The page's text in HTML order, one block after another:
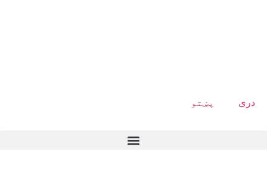
دری پښتو